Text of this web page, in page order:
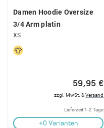
Damen Hoodie Oversize
3/4 Arm platin
XS
59,95 €
zzgl. MwSt. &Versand
Lieferzeit 1-2 Tage
+0 Varianten